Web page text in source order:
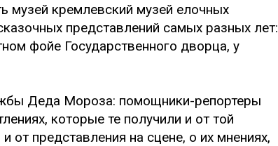
музей кремлевский музей елочных
представлений самых разных лет:
фойе Государственного дворца, у
Деда Мороза: помощники-репортеры
которые те получили и от той
от представления на сцене, о их мнениях,